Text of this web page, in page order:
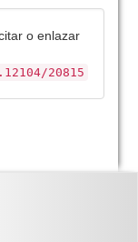
o enlazar
20815